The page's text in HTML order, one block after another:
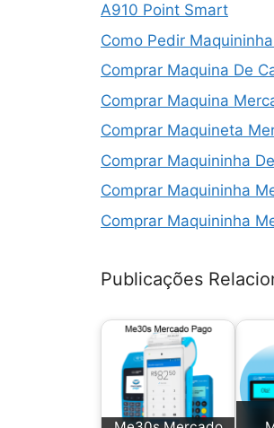
A910 Point Smart
Como Pedir
Comprar Maquina De
Comprar Maquina
Comprar Maquineta
Comprar Maquininha
Comprar Maquininha
Comprar Maquininha
Comprar Point Mini
Comprar Point Pro 2
Desconto Da
Juros Da Maquininha
Publicações